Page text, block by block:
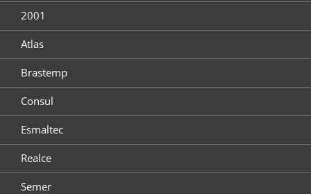
2001
Atlas
Brastemp
Consul
Esmaltec
Realce
Semer